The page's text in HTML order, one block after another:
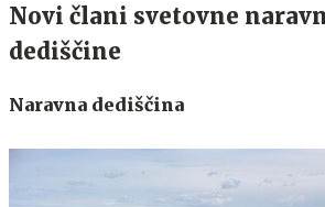
Novi člani svetovne
dediščine
Naravna dediščina